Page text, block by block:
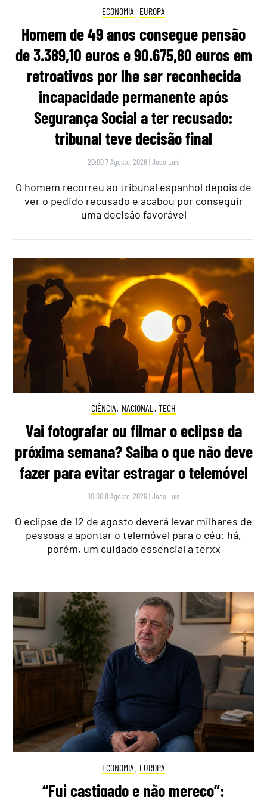
ECONOMIA , EUROPA
Homem de 49 anos consegue pensão
de 3.389,10 euros e 90.675,80 euros em
retroativos por lhe ser reconhecida
incapacidade permanente após
Segurança Social a ter recusado:
tribunal teve decisão final
20:00 7 Agosto, 2026 |João Luís
O homem recorreu ao tribunal espanhol depois de
ver o pedido recusado e acabou por conseguir
uma decisão favorável
CIÊNCIA, NACIONAL , TECH
Vai fotografar ou filmar o eclipse da
próxima semana? Saiba o que não deve
fazer para evitar estragar o telemóvel
10:00 8 Agosto, 2026 |João Luís
O eclipse de 12 de agosto deverá levar milhares de
pessoas a apontar o telemóvel para o céu: há,
porém, um cuidado essencial a terxx
ECONOMIA , EUROPA
“Fui castigado e não mereço”: